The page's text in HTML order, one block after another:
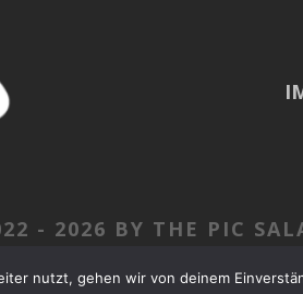
- 2026 BY THE PIC
nutzt, gehen wir von deinem